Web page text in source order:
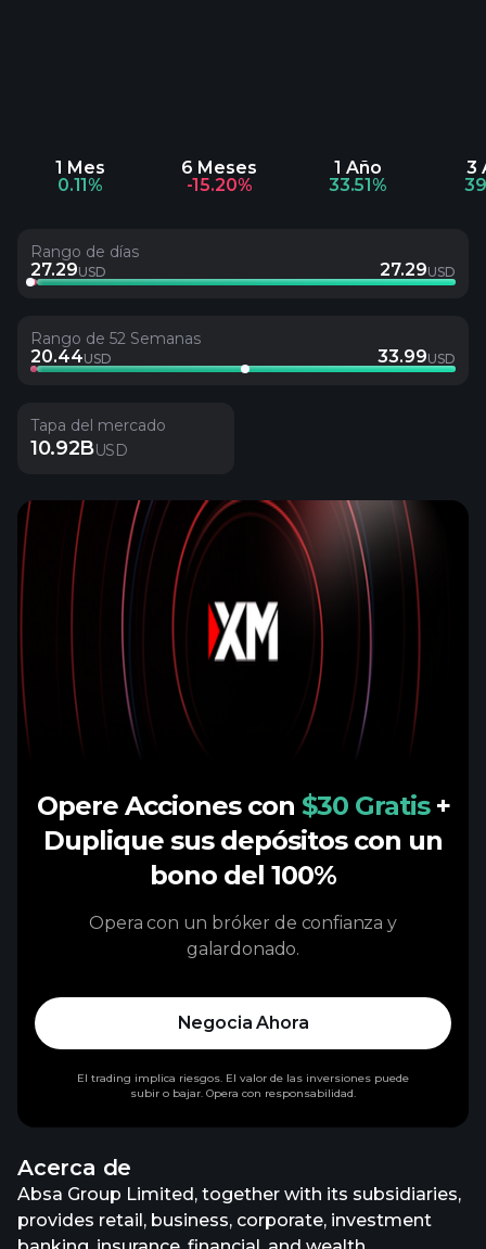
1 Mes
0.11%
6 Meses
-15.20%
1 Año
33.51%
3
Rango de días
27.29USD 27.29USD
Rango de 52 Semanas
20.44USD 33.99USD
Tapa del mercado
10.92BUSD
Acerca de
Absa Group Limited, together with its subsidiaries,
provides retail, business, corporate, investment
Opere Acciones con $30 Gratis +
Duplique sus depósitos con un
bono del 100%
Opera con un bróker de confianza y
galardonado.
Negocia Ahora
El trading implica riesgos. El valor de las inversiones puede
subir o bajar. Opera con responsabilidad.